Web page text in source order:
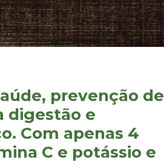
prevenção de
digestão e
Com apenas 4
C e potássio e